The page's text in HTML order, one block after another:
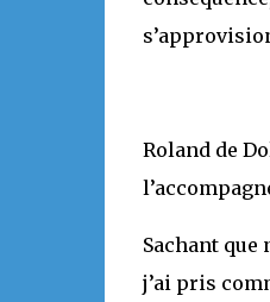
Roland de
Sachant que
j’ai pris